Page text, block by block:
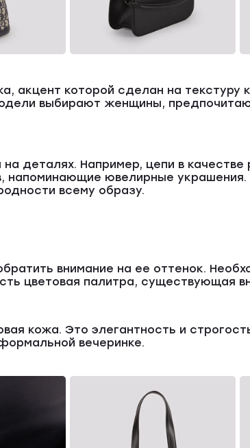
акцент которой сделан на текстуру
выбирают женщины,
деталях. Например, цепи в качестве
напоминающие ювелирные
всему образу.
внимание на ее оттенок.
цветовая палитра, существующая
кожа. Это элегантность и
вечеринке.